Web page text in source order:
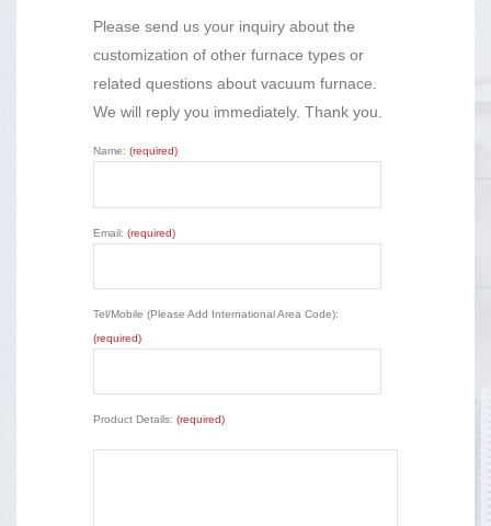
Please send us your inquiry about the
customization of other furnace types or
related questions about vacuum furnace.
We will reply you immediately. Thank you.
Name: (required)
Email: (required)
Tel/Mobile (Please Add International Area Code):
(required)
Product Details: (required)